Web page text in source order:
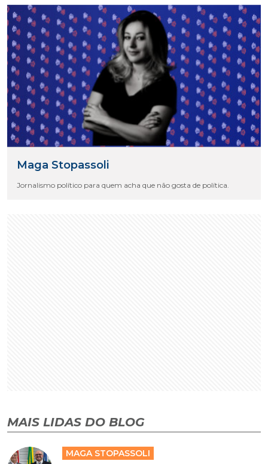
Maga Stopassoli
Jornalismo político para quem acha que não gosta de política.
MAIS LIDAS DO BLOG
MAGA STOPASSOLI